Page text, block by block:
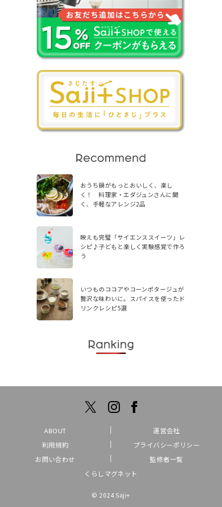
おうち鍋がもっとおいしく、楽し
く！ 料理家・エダジュンさんに聞
く、手軽なアレンジ2品
映えも完璧「サイエンススイーツ」レ
シピ♪子どもと楽しく実験感覚で作ろ
う
いつものココアやコーンポタージュが
贅沢な味わいに。スパイスを使ったド
リンクレシピ5選
ABOUT
運営会社
利用規約
プライバシーポリシー
お問い合わせ
監修者一覧
くらしマグネット
© 2024 Saji+